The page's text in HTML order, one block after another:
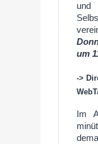
um
->
Im